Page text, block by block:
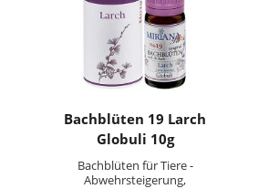
Bachblüten 19 Larch
Globuli 10g
Bachblüten für Tiere -
Abwehrsteigerung,